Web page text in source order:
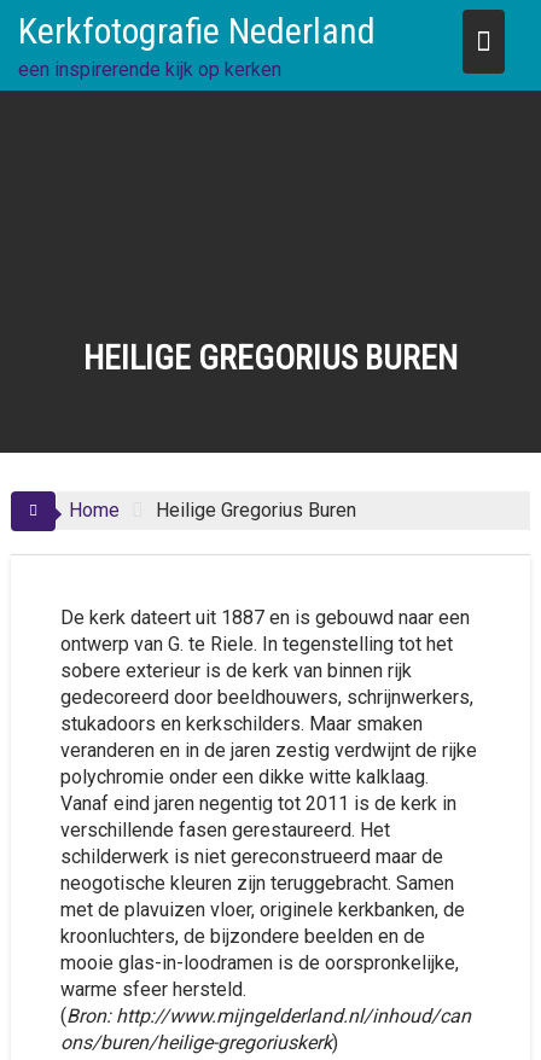
content
Kerkfotografie Nederland
een inspirerende kijk op kerken
HEILIGE GREGORIUS BUREN
Home Heilige Gregorius Buren
De kerk dateert uit 1887 en is gebouwd naar een
ontwerp van G. te Riele. In tegenstelling tot het
sobere exterieur is de kerk van binnen rijk
gedecoreerd door beeldhouwers, schrijnwerkers,
stukadoors en kerkschilders. Maar smaken
veranderen en in de jaren zestig verdwijnt de rijke
polychromie onder een dikke witte kalklaag.
Vanaf eind jaren negentig tot 2011 is de kerk in
verschillende fasen gerestaureerd. Het
schilderwerk is niet gereconstrueerd maar de
neogotische kleuren zijn teruggebracht. Samen
met de plavuizen vloer, originele kerkbanken, de
kroonluchters, de bijzondere beelden en de
mooie glas-in-loodramen is de oorspronkelijke,
warme sfeer hersteld.
(Bron: http://www.mijngelderland.nl/inhoud/can
ons/buren/heilige-gregoriuskerk)